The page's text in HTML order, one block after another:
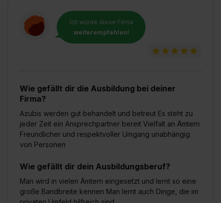
Ich würde diese Firma
weiterempfehlen!
Wie gefällt dir die Ausbildung bei deiner
Firma?
Azubis werden gut behandelt und betreut Es steht zu
jeder Zeit ein Ansprechpartner bereit Vielfalt an Ämtern
Freundlicher und respektvoller Umgang unabhängig
von Personen
Wie gefällt dir dein Ausbildungsberuf?
Man wird in vielen Ämtern eingesetzt und lernt so eine
große Bandbreite kennen Man lernt auch Dinge, die im